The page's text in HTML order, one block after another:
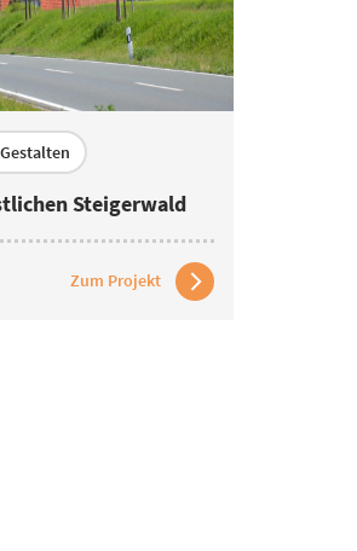
Steigerwald
Zum Projekt